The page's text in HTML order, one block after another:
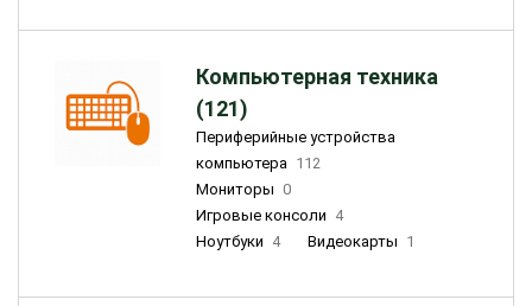
Компьютерная техника
(121)
Периферийные устройства
компьютера 112
Мониторы 0
Игровые консоли 4
Ноутбуки 4 Видеокарты 1